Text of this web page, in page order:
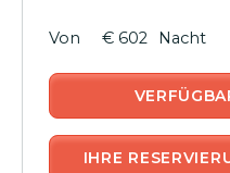
€ 602 Nacht
IHRE